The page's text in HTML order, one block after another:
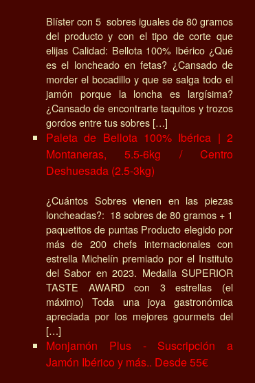
Blíster con 5 sobres iguales de 80 gramos
del producto y con el tipo de corte que
elijas Calidad: Bellota 100% Ibérico ¿Qué
es el loncheado en fetas? ¿Cansado de
morder el bocadillo y que se salga todo el
jamón porque la loncha es largísima?
¿Cansado de encontrarte taquitos y trozos
gordos entre tus sobres […]
Paleta de Bellota 100% Ibérica | 2
Montaneras, 5.5-6kg / Centro
Deshuesada (2.5-3kg)
¿Cuántos Sobres vienen en las piezas
loncheadas?: 18 sobres de 80 gramos + 1
paquetitos de puntas Producto elegido por
más de 200 chefs internacionales con
estrella Michelín premiado por el Instituto
del Sabor en 2023. Medalla SUPERIOR
TASTE AWARD con 3 estrellas (el
máximo) Toda una joya gastronómica
apreciada por los mejores gourmets del
[…]
Monjamón Plus - Suscripción a
Jamón Ibérico y más.. Desde 55€